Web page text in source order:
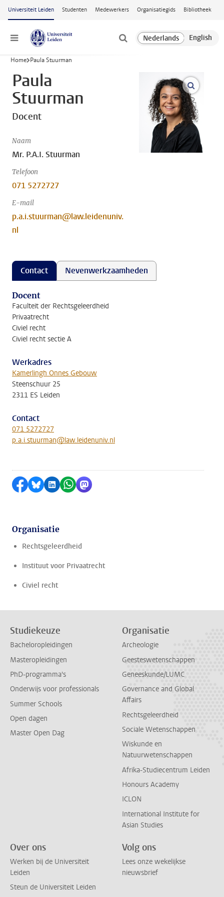
Ga naar hoofdinhoud
Universiteit Leiden Studenten Medewerkers Organisatiegids Bibliotheek
Menu
Home Paula Stuurman
Paula
Stuurman
Docent
Naam
Mr. P.A.I. Stuurman
Telefoon
071 5272727
E-mail
p.a.i.stuurman@law.leidenuniv.
nl
open
Contact Nevenwerkzaamheden
Docent
Faculteit der Rechtsgeleerdheid
Privaatrecht
Civiel recht
Civiel recht sectie A
Werkadres
Kamerlingh Onnes Gebouw
Steenschuur 25
2311 ES Leiden
Contact
071 5272727
p.a.i.stuurman@law.leidenuniv.nl
Delen op Facebook
Delen via Bluesky
Delen op LinkedIn
Delen via WhatsApp
Delen via Mastodon
Organisatie
Rechtsgeleerdheid
Instituut voor Privaatrecht
Civiel recht
Studiekeuze
Bacheloropleidingen
Masteropleidingen
PhD-programma's
Onderwijs voor professionals
Summer Schools
Open dagen
Master Open Dag
Organisatie
Archeologie
Geesteswetenschappen
Geneeskunde/LUMC
Governance and Global
Affairs
Rechtsgeleerdheid
Sociale Wetenschappen
Wiskunde en
Natuurwetenschappen
Afrika-Studiecentrum Leiden
Honours Academy
ICLON
International Institute for
Asian Studies
Over ons
Werken bij de Universiteit
Leiden
Steun de Universiteit Leiden
Volg ons
Lees onze wekelijkse
nieuwsbrief